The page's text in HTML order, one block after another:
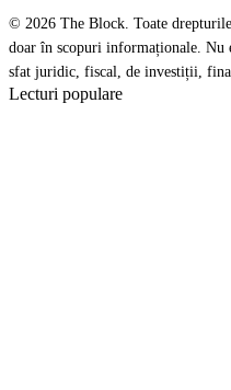
© 2026 The Block. Toate
doar în scopuri informaționale. Nu
sfat juridic, fiscal, de investiții,
Lecturi populare